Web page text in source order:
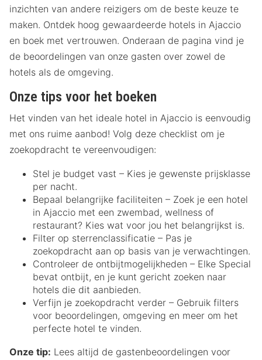
inzichten van andere reizigers om de beste keuze te
maken. Ontdek hoog gewaardeerde hotels in Ajaccio
en boek met vertrouwen. Onderaan de pagina vind je
de beoordelingen van onze gasten over zowel de
hotels als de omgeving.
Onze tips voor het boeken
Het vinden van het ideale hotel in Ajaccio is eenvoudig
met ons ruime aanbod! Volg deze checklist om je
zoekopdracht te vereenvoudigen:
Stel je budget vast – Kies je gewenste prijsklasse
per nacht.
Bepaal belangrijke faciliteiten – Zoek je een hotel
in Ajaccio met een zwembad, wellness of
restaurant? Kies wat voor jou het belangrijkst is.
Filter op sterrenclassificatie – Pas je
zoekopdracht aan op basis van je verwachtingen.
Controleer de ontbijtmogelijkheden – Elke Special
bevat ontbijt, en je kunt gericht zoeken naar
hotels die dit aanbieden.
Verfijn je zoekopdracht verder – Gebruik filters
voor beoordelingen, omgeving en meer om het
perfecte hotel te vinden.
Onze tip: Lees altijd de gastenbeoordelingen voor